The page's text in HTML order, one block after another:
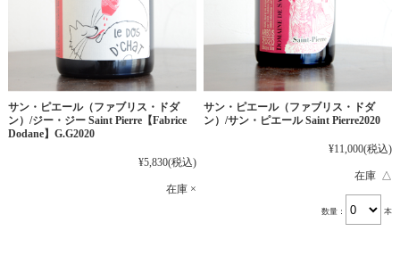
サン・ピエール（ファブリス・ドダ
ン）/ジー・ジー Saint Pierre【Fabrice
Dodane】G.G2020
¥5,830(税込)
在庫 ×
サン・ピエール（ファブリス・ドダ
ン）/サン・ピエール Saint Pierre2020
¥11,000(税込)
在庫 △
数量： 本